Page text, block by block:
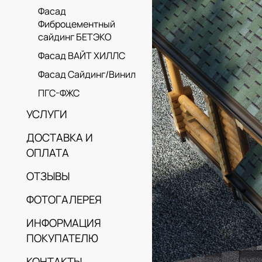
Фасад
Фиброцементный
сайдинг БЕТЭКО
Фасад ВАЙТ ХИЛЛС
Фасад Сайдинг/Винил
ПГС-ФЖС
УСЛУГИ
ДОСТАВКА И
ОПЛАТА
ОТЗЫВЫ
ФОТОГАЛЕРЕЯ
ИНФОРМАЦИЯ
ПОКУПАТЕЛЮ